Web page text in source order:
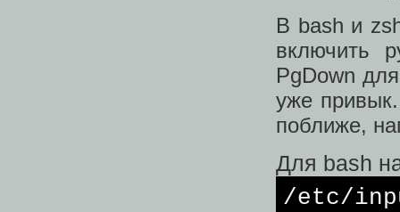
В bash и
включить
PgDown
уже
поближе,
Для bash
/etc/